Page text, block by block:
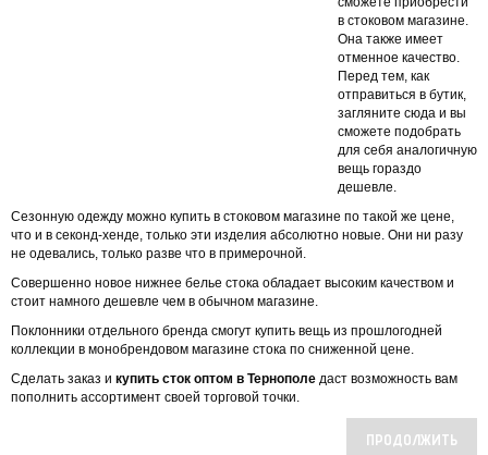
в стоковом магазине.
Она также имеет
отменное качество.
Перед тем, как
отправиться в бутик,
загляните сюда и вы
сможете подобрать
для себя аналогичную
вещь гораздо
дешевле.
Сезонную одежду можно купить в стоковом магазине по такой же цене,
что и в секонд-хенде, только эти изделия абсолютно новые. Они ни разу
не одевались, только разве что в примерочной.
Совершенно новое нижнее белье стока обладает высоким качеством и
стоит намного дешевле чем в обычном магазине.
Поклонники отдельного бренда смогут купить вещь из прошлогодней
коллекции в монобрендовом магазине стока по сниженной цене.
Сделать заказ и купить сток оптом в Тернополе даст возможность вам
пополнить ассортимент своей торговой точки.
ПРОДОЛЖИТЬ